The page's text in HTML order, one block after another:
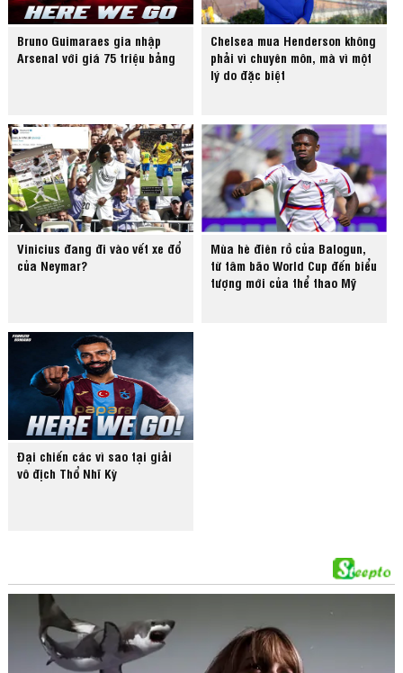
Bruno Guimaraes gia nhập
Arsenal với giá 75 triệu bảng
Chelsea mua Henderson không
phải vì chuyên môn, mà vì một
lý do đặc biệt
Vinicius đang đi vào vết xe đổ
của Neymar?
Mùa hè điên rồ của Balogun,
từ tâm bão World Cup đến biểu
tượng mới của thể thao Mỹ
Đại chiến các vì sao tại giải
vô địch Thổ Nhĩ Kỳ